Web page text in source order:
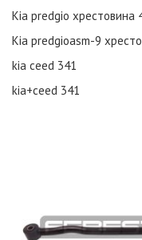
Kia predgio хрестовина
Kia predgioasm-9
kia ceed 341
kia+ceed 341